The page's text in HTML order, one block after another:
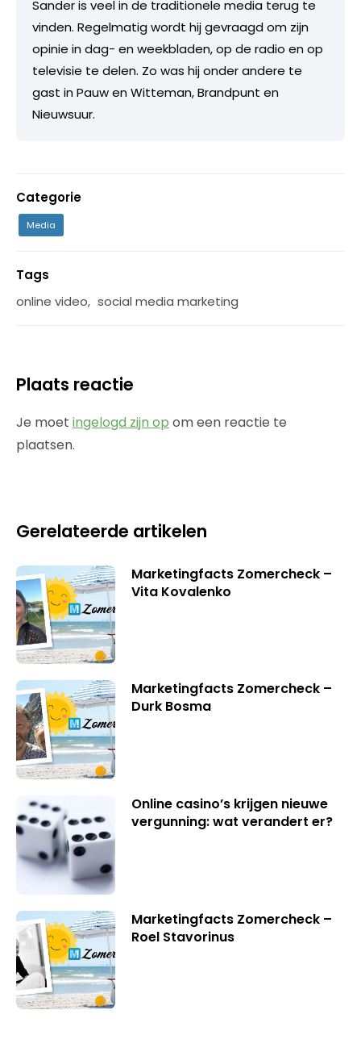
Sander is veel in de traditionele media terug te
vinden. Regelmatig wordt hij gevraagd om zijn
opinie in dag- en weekbladen, op de radio en op
televisie te delen. Zo was hij onder andere te
gast in Pauw en Witteman, Brandpunt en
Nieuwsuur.
Categorie
Media
Tags
online video, social media marketing
Plaats reactie
Je moet ingelogd zijn op om een reactie te
plaatsen.
Gerelateerde artikelen
Marketingfacts Zomercheck –
Vita Kovalenko
Marketingfacts Zomercheck –
Durk Bosma
Online casino’s krijgen nieuwe
vergunning: wat verandert er?
Marketingfacts Zomercheck –
Roel Stavorinus